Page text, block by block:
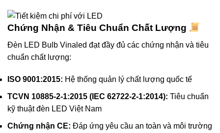
Chứng Nhận & Tiêu Chuẩn Chất Lượng
Đèn LED Bulb Vinaled đạt đầy đủ các chứng nhận và tiêu
chuẩn chất lượng:
ISO 9001:2015: Hệ thống quản lý chất lượng quốc tế
TCVN 10885-2-1:2015 (IEC 62722-2-1:2014): Tiêu chuẩn
kỹ thuật đèn LED Việt Nam
Chứng nhận CE: Đáp ứng yêu cầu an toàn và môi trường